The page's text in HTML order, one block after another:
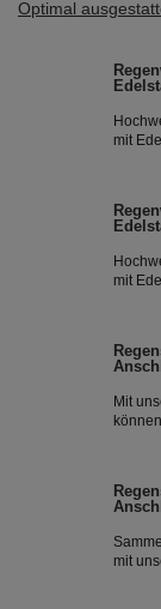
Optimal
mit
leitet
Dieser
fach
mit
leitet
Dieser
fach
Mit
lässt
ein-
von
mit